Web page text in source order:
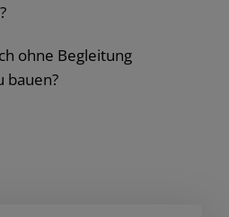
ohne Begleitung
bauen?